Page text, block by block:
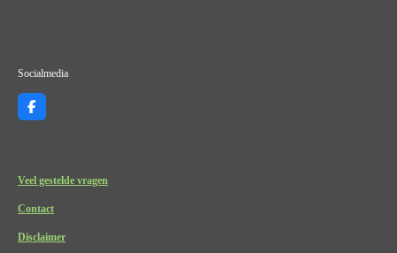
Socialmedia
F
a
o
Veel gestelde vragen
Contact
Disclaimer